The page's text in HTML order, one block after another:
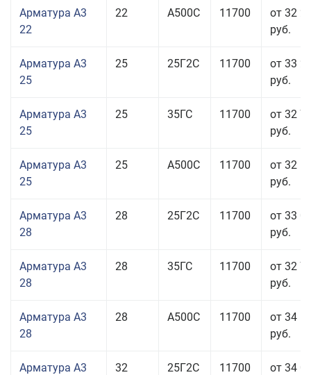
Арматура А3
22
22 А500С 11700
от 32
руб.
Арматура А3
25
25 25Г2С 11700
от 33
руб.
Арматура А3
25
25 35ГС 11700
от 32
руб.
Арматура А3
25
25 А500С 11700
от 32
руб.
Арматура А3
28
28 25Г2С 11700
от 33
руб.
Арматура А3
28
28 35ГС 11700
от 32
руб.
Арматура А3
28
28 А500С 11700
от 34
руб.
Арматура А3
32 25Г2С 11700
от 34